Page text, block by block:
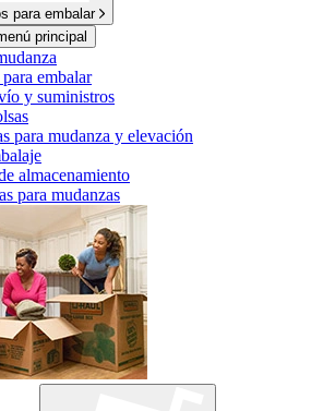
para embalar
principal
embalar
y suministros
para mudanza y elevación
almacenamiento
para mudanzas